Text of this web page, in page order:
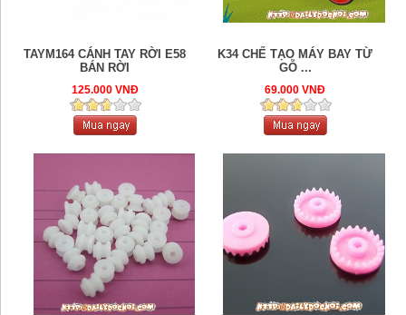
TAYM164 CÁNH TAY RỜI E58
BÁN RỜI
125.000 VNĐ
K34 CHẾ TẠO MÁY BAY TỪ
GỖ ...
69.000 VNĐ